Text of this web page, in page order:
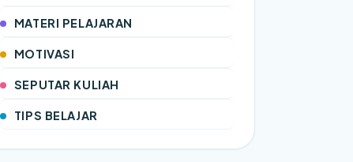
MATERI PELAJARAN
MOTIVASI
SEPUTAR KULIAH
TIPS BELAJAR